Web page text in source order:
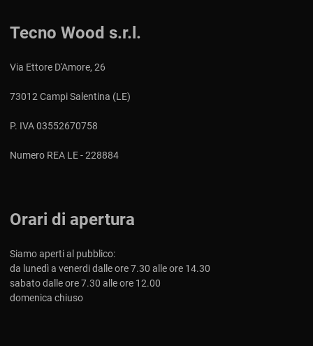
Tecno Wood s.r.l.
Via Ettore D'Amore, 26
73012 Campi Salentina (LE)
P. IVA 03552670758
Numero REA LE - 228884
Orari di apertura
Siamo aperti al pubblico:
da lunedì a venerdi dalle ore 7.30 alle ore 14.30
sabato dalle ore 7.30 alle ore 12.00
domenica chiuso